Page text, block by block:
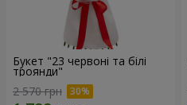
Букет "23 червоні та білі
троянди"
2 570 грн